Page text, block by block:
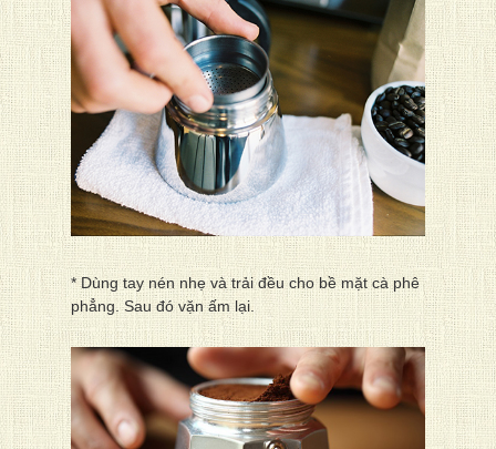
* Dùng tay nén nhẹ và trải đều cho bề mặt cà phê
phẳng. Sau đó vặn ấm lại.